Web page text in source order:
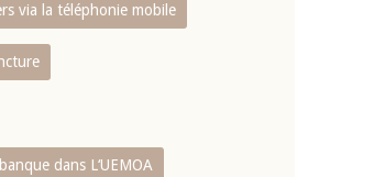
via la téléphonie mobile
dans L‘UEMOA